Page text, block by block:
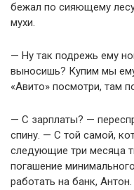
бежал по сияющему
мухи.
— Ну так подрежь ему
выносишь? Купим мы
«Авито» посмотри, там
— С зарплаты? —
спину. — С той самой,
следующие три месяца
погашение
работать на банк,